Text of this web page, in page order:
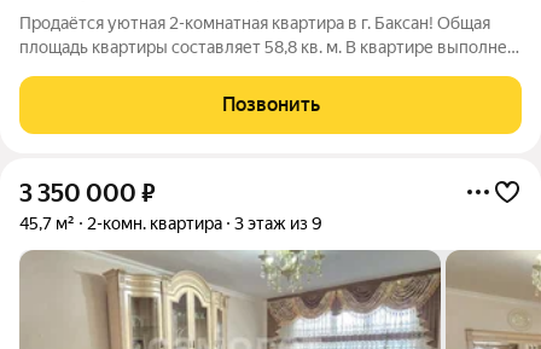
Продаётся уютная 2-комнатная квартира в г. Баксан! Общая
площадь квартиры составляет 58,8 кв. м. В квартире выполнен
проживанию - можно сразу заехать без дополнительных
вложений. Благодаря
Позвонить
3 350 000 ₽
45,7 м² 2-комн. квартира 3 этаж из 9